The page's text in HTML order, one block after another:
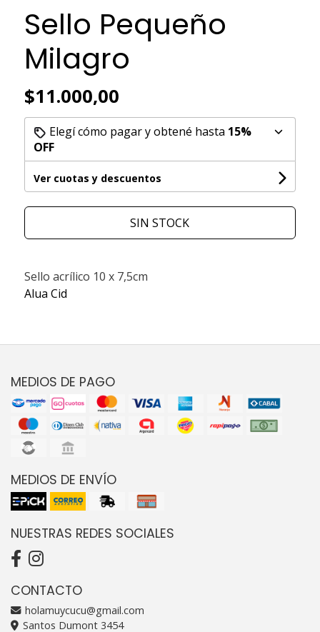
Sello Pequeño
Milagro
$11.000,00
Elegí cómo pagar y obtené hasta 15%
OFF
Ver cuotas y descuentos
SIN STOCK
Sello acrílico 10 x 7,5cm
Alua Cid
MEDIOS DE PAGO
MEDIOS DE ENVÍO
NUESTRAS REDES SOCIALES
CONTACTO
holamuycucu@gmail.com
Santos Dumont 3454